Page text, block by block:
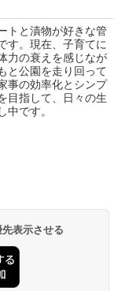
トと漬物が好きな管
す。現在、子育てに
力の衰えを感じなが
と公園を走り回って
事の効率化とシンプ
目指して、日々の生
中です。
表示させる